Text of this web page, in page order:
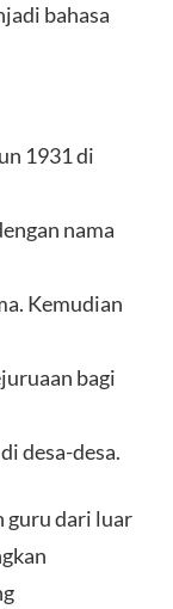
bahasa
1931 di
nama
Kemudian
bagi
desa-desa.
guru dari luar